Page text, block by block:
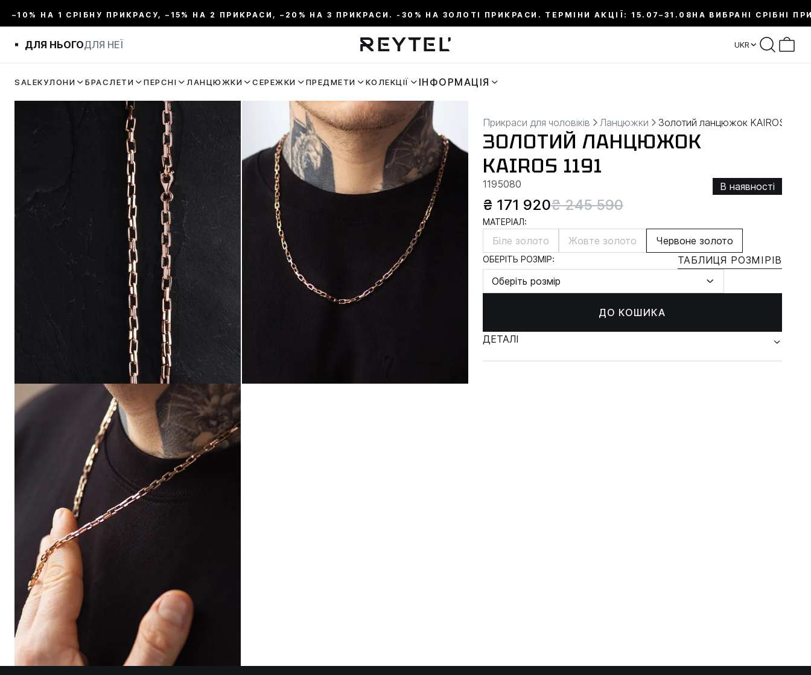
–10% НА 1 СРІБНУ ПРИКРАСУ, –15% НА 2 ПРИКРАСИ, –20% НА 3 ПРИКРАСИ. -30% НА ЗОЛОТІ ПРИКРАСИ. ТЕРМІНИ АКЦІЇ: 15.07–31.08 НА ВИБРАНІ СРІБНІ
ДЛЯ НЬОГОДЛЯ НЕЇ UKR
SALEКУЛОНИ БРАСЛЕТИ ПЕРСНІ ЛАНЦЮЖКИ СЕРЕЖКИ ПРЕДМЕТИ КОЛЕКЦІЇ ІНФОРМАЦІЯ
Прикраси для чоловіків Ланцюжки Золотий ланцюжок KAIROS
ЗОЛОТИЙ ЛАНЦЮЖОК
KAIROS 1191
1195080 В наявності
₴ 171 920₴ 245 590
МАТЕРІАЛ:
Біле золото Жовте золото Червоне золото
ОБЕРІТЬ РОЗМІР:
ТАБЛИЦЯ РОЗМІРІВ
Оберіть розмір
ДО КОШИКА
ДЕТАЛІ